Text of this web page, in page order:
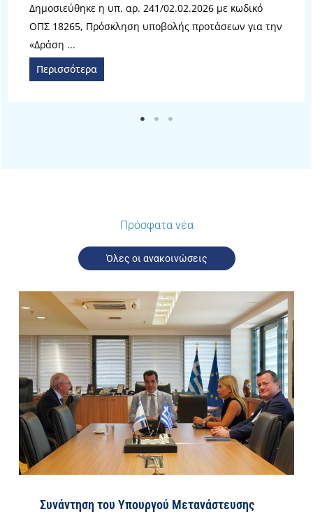
Δημοσιεύθηκε η υπ. αρ. 241/02.02.2026 με κωδικό
ΟΠΣ 18265, Πρόσκληση υποβολής προτάσεων για την
«Δράση ...
Περισσότερα
Πρόσφατα νέα
Όλες οι ανακοινώσεις
Συνάντηση του Υπουργού Μετανάστευσης